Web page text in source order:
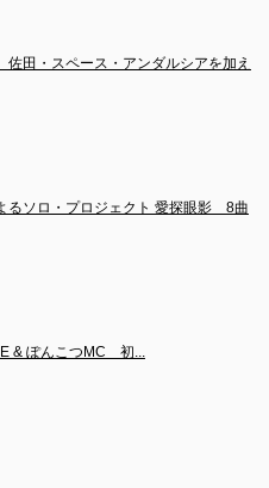
佐田・スペース・アンダルシアを加え
るソロ・プロジェクト 愛探眼影　8曲
& ぽんこつMC　初...